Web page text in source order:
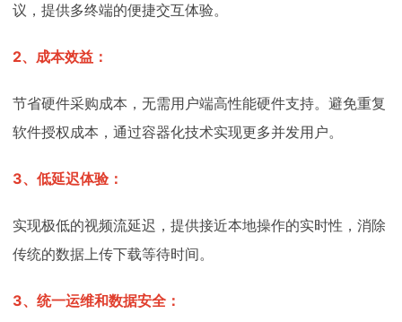
议，提供多终端的便捷交互体验。
2、成本效益：
节省硬件采购成本，无需用户端高性能硬件支持。避免重复
软件授权成本，通过容器化技术实现更多并发用户。
3、低延迟体验：
实现极低的视频流延迟，提供接近本地操作的实时性，消除
传统的数据上传下载等待时间。
3、统一运维和数据安全：